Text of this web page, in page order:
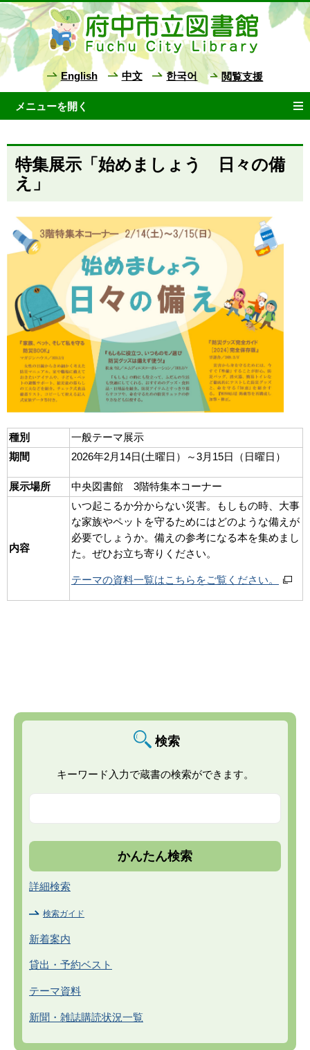
English 中文 한국어 閲覧支援
特集展示「始めましょう 日々の備
え」
種別
一般テーマ展示
期間
2026年2月14日(土曜日）～3月15日（日曜日）
展示場所 中央図書館 3階特集本コーナー
内容
いつ起こるか分からない災害。もしもの時、大事
な家族やペットを守るためにはどのような備えが
必要でしょうか。備えの参考になる本を集めまし
た。ぜひお立ち寄りください。
テーマの資料一覧はこちらをご覧ください。
検索
キーワード入力で蔵書の検索ができます。
詳細検索
検索ガイド
新着案内
貸出・予約ベスト
テーマ資料
新聞・雑誌購読状況一覧